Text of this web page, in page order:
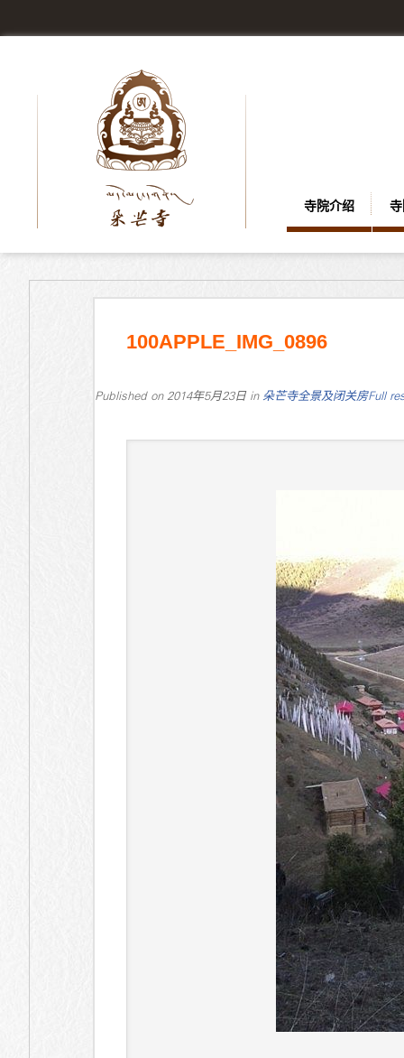
寺院介绍
100APPLE_IMG_0896
Published on 2014年5月23日in 朵芒寺全景及闭关房Full